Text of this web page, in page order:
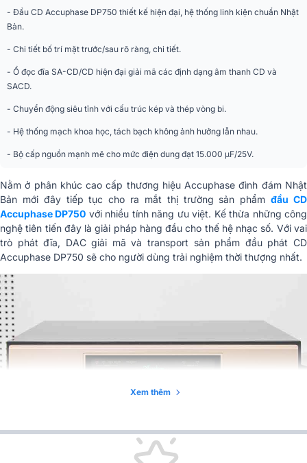
- Đầu CD Accuphase DP750 thiết kế hiện đại, hệ thống linh kiện chuẩn Nhật
Bản.
- Chi tiết bố trí mặt trước/sau rõ ràng, chi tiết.
- Ổ đọc đĩa SA-CD/CD hiện đại giải mã các định dạng âm thanh CD và
SACD.
- Chuyển động siêu tĩnh với cấu trúc kép và thép vòng bi.
- Hệ thống mạch khoa học, tách bạch không ảnh hưởng lẫn nhau.
- Bộ cấp nguồn mạnh mẽ cho mức điện dung đạt 15.000 μF/25V.
Nằm ở phân khúc cao cấp thương hiệu Accuphase đình đám Nhật
Bản mới đây tiếp tục cho ra mắt thị trường sản phẩmđầu CD
Accuphase DP750 với nhiều tính năng ưu việt. Kế thừa những công
nghệ tiên tiến đây là giải pháp hàng đầu cho thế hệ nhạc số. Với vai
trò phát đĩa, DAC giải mã và transport sản phẩm đầu phát CD
Accuphase DP750 sẽ cho người dùng trải nghiệm thời thượng nhất.
Xem thêm